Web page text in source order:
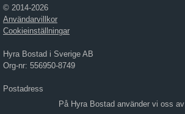
© 2014-2026
Användarvillkor
Cookieinställningar
Hyra Bostad i Sverige AB
Org-nr: 556950-8749
Postadress
Hyra Bostad i Sverige ABPå Hyra Bostad använder vi oss